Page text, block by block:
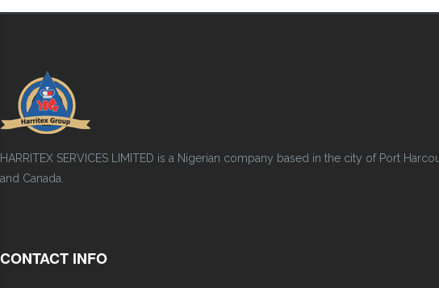
HARRITEX SERVICES LIMITED is a Nigerian company based in the city of Port
and Canada.
CONTACT INFO